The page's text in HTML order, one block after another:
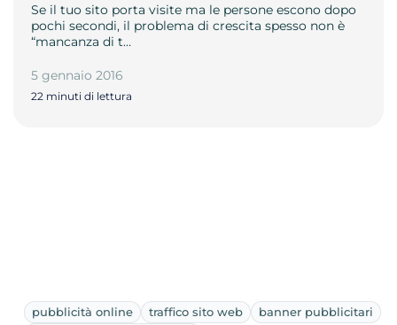
Se il tuo sito porta visite ma le persone escono dopo
pochi secondi, il problema di crescita spesso non è
“mancanza di t…
5 gennaio 2016
22 minuti di lettura
pubblicità online traffico sito web
banner pubblicitari